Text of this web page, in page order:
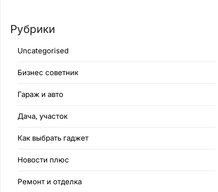
Рубрики
Uncategorised
Бизнес советник
Гараж и авто
Дача, участок
Как выбрать гаджет
Новости плюс
Ремонт и отделка